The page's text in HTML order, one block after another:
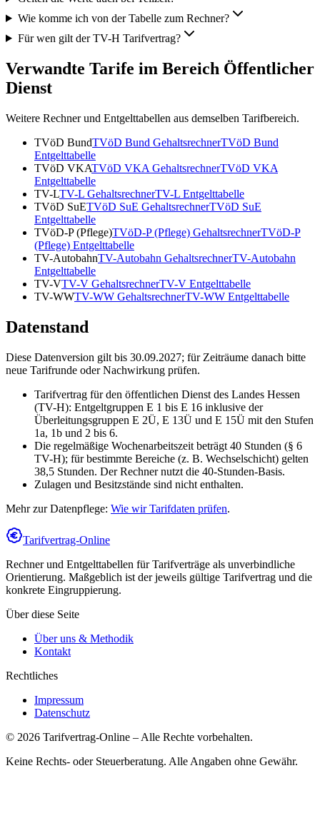
Wie komme ich von der Tabelle zum Rechner?
Für wen gilt der TV-H Tarifvertrag?
Verwandte Tarife im Bereich Öffentlicher
Dienst
Weitere Rechner und Entgelttabellen aus demselben Tarifbereich.
TVöD BundTVöD Bund GehaltsrechnerTVöD Bund
Entgelttabelle
TVöD VKATVöD VKA GehaltsrechnerTVöD VKA
Entgelttabelle
TV-LTV-L GehaltsrechnerTV-L Entgelttabelle
TVöD SuETVöD SuE GehaltsrechnerTVöD SuE
Entgelttabelle
TVöD-P (Pflege)TVöD-P (Pflege) GehaltsrechnerTVöD-P
(Pflege) Entgelttabelle
TV-AutobahnTV-Autobahn GehaltsrechnerTV-Autobahn
Entgelttabelle
TV-VTV-V GehaltsrechnerTV-V Entgelttabelle
TV-WWTV-WW GehaltsrechnerTV-WW Entgelttabelle
Datenstand
Diese Datenversion gilt bis 30.09.2027; für Zeiträume danach bitte
neue Tarifrunde oder Nachwirkung prüfen.
Tarifvertrag für den öffentlichen Dienst des Landes Hessen
(TV-H): Entgeltgruppen E 1 bis E 16 inklusive der
Überleitungsgruppen E 2Ü, E 13Ü und E 15Ü mit den Stufen
1a, 1b und 2 bis 6.
Die regelmäßige Wochenarbeitszeit beträgt 40 Stunden (§ 6
TV-H); für bestimmte Bereiche (z. B. Wechselschicht) gelten
38,5 Stunden. Der Rechner nutzt die 40-Stunden-Basis.
Zulagen und Besitzstände sind nicht enthalten.
Mehr zur Datenpflege: Wie wir Tarifdaten prüfen.
Tarifvertrag-Online
Rechner und Entgelttabellen für Tarifverträge als unverbindliche
Orientierung. Maßgeblich ist der jeweils gültige Tarifvertrag und die
konkrete Eingruppierung.
Über diese Seite
Über uns & Methodik
Kontakt
Rechtliches
Impressum
Datenschutz
© 2026 Tarifvertrag-Online – Alle Rechte vorbehalten.
Keine Rechts- oder Steuerberatung. Alle Angaben ohne Gewähr.